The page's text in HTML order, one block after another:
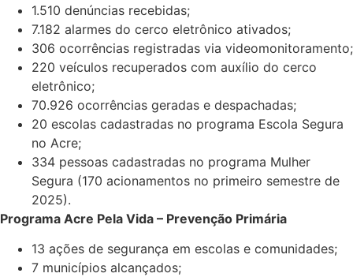
1.510 denúncias recebidas;
7.182 alarmes do cerco eletrônico ativados;
306 ocorrências registradas via videomonitoramento;
220 veículos recuperados com auxílio do cerco
eletrônico;
70.926 ocorrências geradas e despachadas;
20 escolas cadastradas no programa Escola Segura
no Acre;
334 pessoas cadastradas no programa Mulher
Segura (170 acionamentos no primeiro semestre de
2025).
Programa Acre Pela Vida – Prevenção Primária
13 ações de segurança em escolas e comunidades;
7 municípios alcançados;